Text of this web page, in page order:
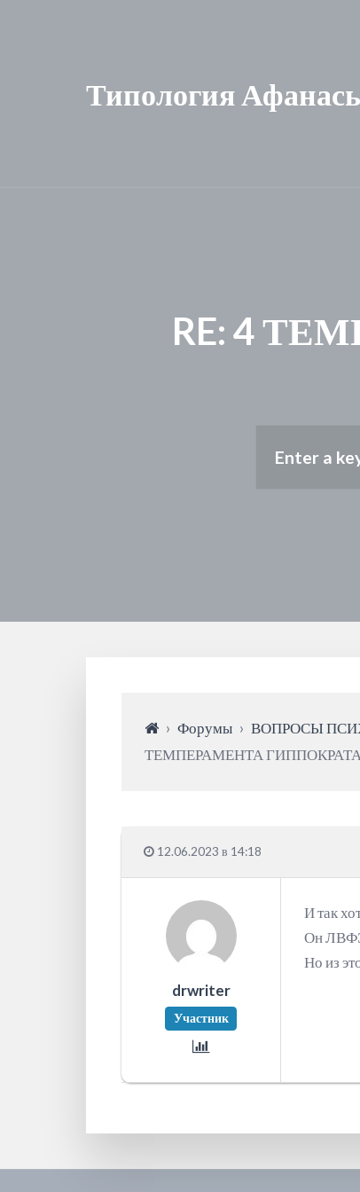
Типология
RE: 4
› Форумы › ВОПРОСЫ
ТЕМПЕРАМЕНТА
12.06.2023 в 14:18
drwriter
Участник
И так
Он
Но из